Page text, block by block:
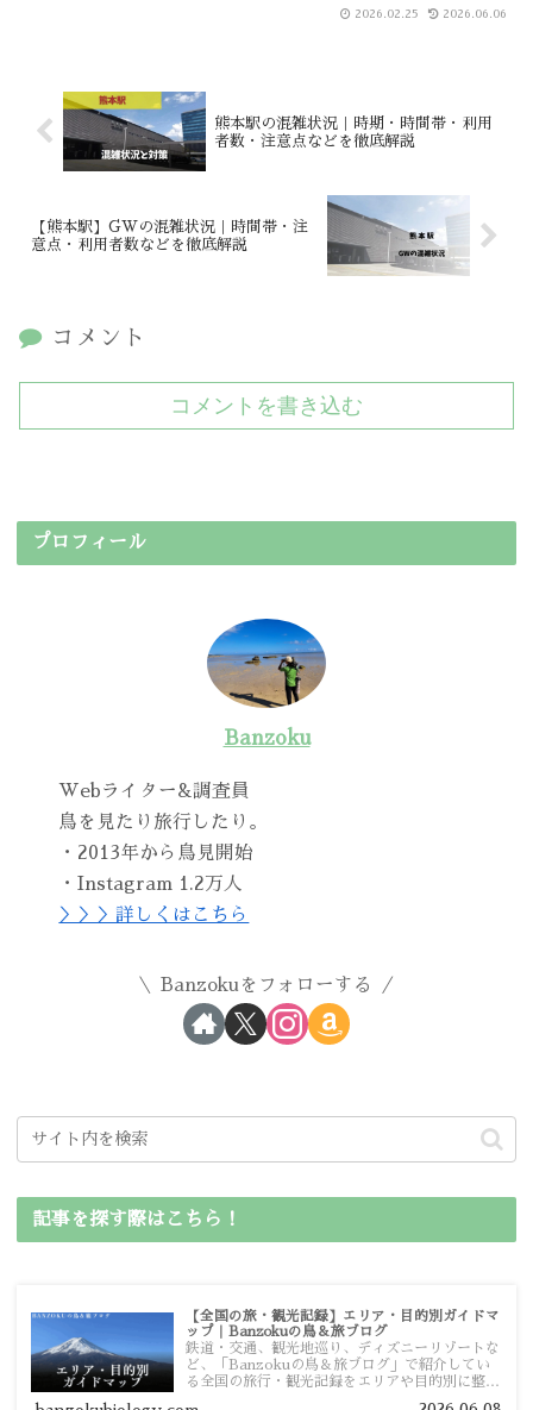
2026.02.25 2026.06.06
熊本駅の混雑状況｜時期・時間帯・利用
者数・注意点などを徹底解説
【熊本駅】GWの混雑状況｜時間帯・注
意点・利用者数などを徹底解説
コメント
コメントを書き込む
プロフィール
Banzoku
Webライター&調査員
鳥を見たり旅行したり。
・2013年から鳥見開始
・Instagram 1.2万人
＞＞＞詳しくはこちら
Banzokuをフォローする
記事を探す際はこちら！
【全国の旅・観光記録】エリア・目的別ガイドマ
ップ｜Banzokuの鳥＆旅ブログ
鉄道・交通、観光地巡り、ディズニーリゾートな
ど、「Banzokuの鳥＆旅ブログ」で紹介してい
る全国の旅行・観光記録をエリアや目的別に整理